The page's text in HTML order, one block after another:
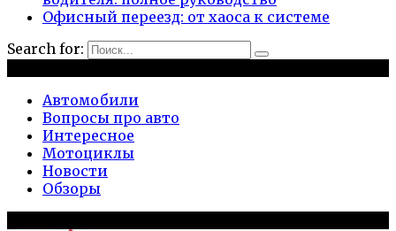
Офисный переезд: от хаоса к системе
Search for:
Автомобили
Вопросы про авто
Интересное
Мотоциклы
Новости
Обзоры